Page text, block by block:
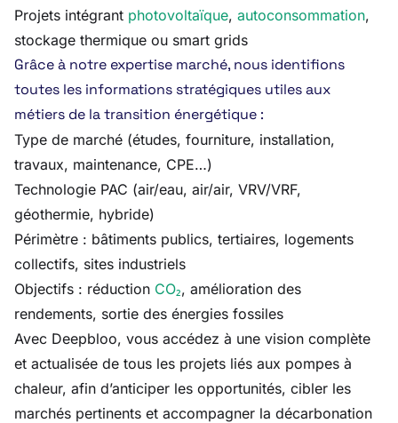
Projets intégrant photovoltaïque, autoconsommation,
stockage thermique ou smart grids
Grâce à notre expertise marché, nous identifions
toutes les informations stratégiques utiles aux
métiers de la transition énergétique :
Type de marché (études, fourniture, installation,
travaux, maintenance, CPE…)
Technologie PAC (air/eau, air/air, VRV/VRF,
géothermie, hybride)
Périmètre : bâtiments publics, tertiaires, logements
collectifs, sites industriels
Objectifs : réduction CO₂, amélioration des
rendements, sortie des énergies fossiles
Avec Deepbloo, vous accédez à une vision complète
et actualisée de tous les projets liés aux pompes à
chaleur, afin d’anticiper les opportunités, cibler les
marchés pertinents et accompagner la décarbonation